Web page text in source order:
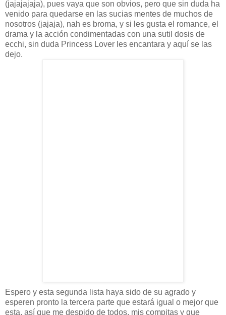
(jajajajaja), pues vaya que son obvios, pero que sin duda ha
venido para quedarse en las sucias mentes de muchos de
nosotros (jajaja), nah es broma, y si les gusta el romance, el
drama y la acción condimentadas con una sutil dosis de
ecchi, sin duda Princess Lover les encantara y aquí se las
dejo.
Espero y esta segunda lista haya sido de su agrado y
esperen pronto la tercera parte que estará igual o mejor que
esta, así que me despido de todos, mis compitas y que